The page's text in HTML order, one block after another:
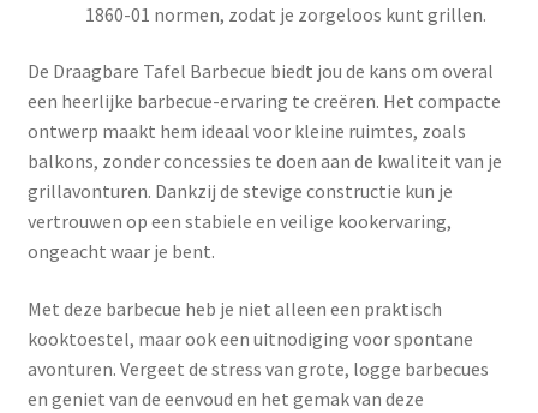
1860-01 normen, zodat je zorgeloos kunt grillen.
De Draagbare Tafel Barbecue biedt jou de kans om overal
een heerlijke barbecue-ervaring te creëren. Het compacte
ontwerp maakt hem ideaal voor kleine ruimtes, zoals
balkons, zonder concessies te doen aan de kwaliteit van je
grillavonturen. Dankzij de stevige constructie kun je
vertrouwen op een stabiele en veilige kookervaring,
ongeacht waar je bent.
Met deze barbecue heb je niet alleen een praktisch
kooktoestel, maar ook een uitnodiging voor spontane
avonturen. Vergeet de stress van grote, logge barbecues
en geniet van de eenvoud en het gemak van deze